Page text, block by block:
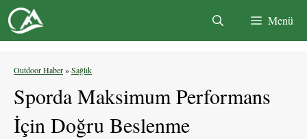
İçeriğe
atla
Menü
Outdoor Haber»Sağlık
Sporda Maksimum Performans
İçin Doğru Beslenme